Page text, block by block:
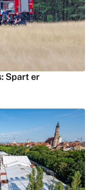
Spart er